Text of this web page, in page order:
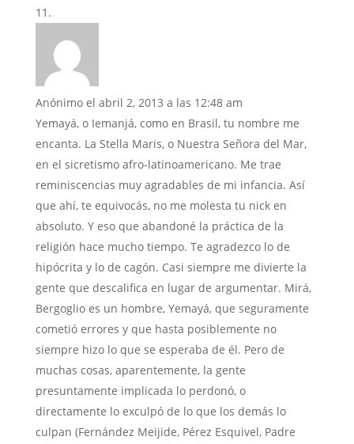
Anónimo el abril 2, 2013 a las 12:48 am
Yemayá, o Iemanjá, como en Brasil, tu nombre me
encanta. La Stella Maris, o Nuestra Señora del Mar,
en el sicretismo afro-latinoamericano. Me trae
reminiscencias muy agradables de mi infancia. Así
que ahí, te equivocás, no me molesta tu nick en
absoluto. Y eso que abandoné la práctica de la
religión hace mucho tiempo. Te agradezco lo de
hipócrita y lo de cagón. Casi siempre me divierte la
gente que descalifica en lugar de argumentar. Mirá,
Bergoglio es un hombre, Yemayá, que seguramente
cometió errores y que hasta posiblemente no
siempre hizo lo que se esperaba de él. Pero de
muchas cosas, aparentemente, la gente
presuntamente implicada lo perdonó, o
directamente lo exculpó de lo que los demás lo
culpan (Fernández Meijide, Pérez Esquivel, Padre